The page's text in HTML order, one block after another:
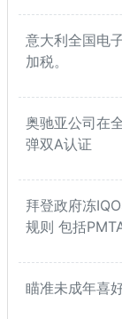
意大利全国电
加税。
奥驰亚公司在
弹双A认证
拜登政府冻
规则 包括
瞄准未成年喜